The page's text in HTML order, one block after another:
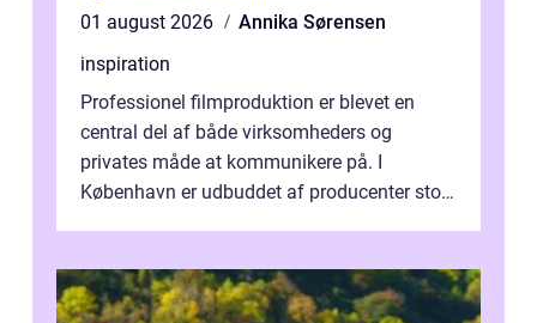
01 august 2026
Annika Sørensen
inspiration
Professionel filmproduktion er blevet en
central del af både virksomheders og
privates måde at kommunikere på. I
København er udbuddet af producenter stort,